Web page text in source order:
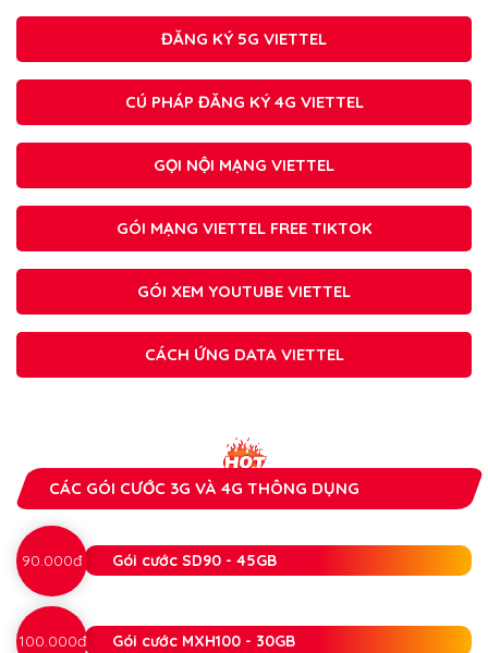
ĐĂNG KÝ 5G VIETTEL
CÚ PHÁP ĐĂNG KÝ 4G VIETTEL
GỌI NỘI MẠNG VIETTEL
GÓI MẠNG VIETTEL FREE TIKTOK
GÓI XEM YOUTUBE VIETTEL
CÁCH ỨNG DATA VIETTEL
CÁC GÓI CƯỚC 3G VÀ 4G THÔNG DỤNG
90.000đ Gói cước SD90 - 45GB
100.000đ Gói cước MXH100 - 30GB